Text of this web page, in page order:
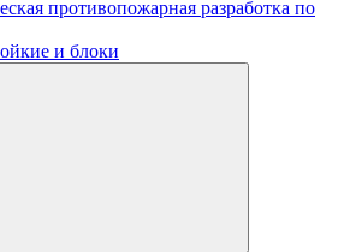
противопожарная разработка по
и блоки